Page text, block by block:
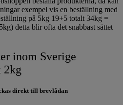
exempel vis en beställning med
på 5kg 19+5 totalt 34kg =
detta blir ofta det snabbast sättet
inom Sverige
2kg
direkt till brevlådan